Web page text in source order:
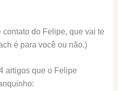
do Felipe, que vai te
é para você ou não.)
artigos que o Felipe